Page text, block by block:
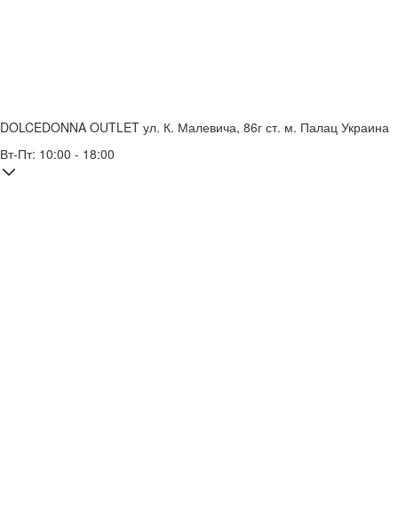
DOLCEDONNA OUTLET ул. К. Малевича, 86г ст. м. Палац Украина
Вт-Пт: 10:00 - 18:00